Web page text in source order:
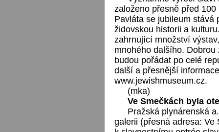
založeno přesně před
Pavláta se jubileum stává
židovskou historii a
zahrnující množství
mnohého dalšího.
budou pořádat po celé
další a přesnější
www.jewishmuseum.cz.
(mka)
Ve Smečkách byla
Pražská plynárenská
galerii (přesná adresa: Ve